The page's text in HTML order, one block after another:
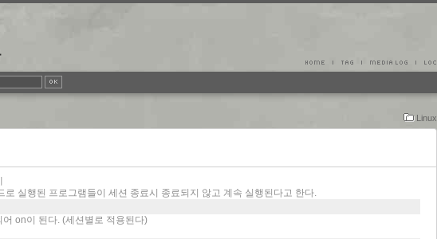
Linux
로 실행된 프로그램들이 세션 종료시 종료되지 않고 계속 실행된다고 한다.
on이 된다. (세션별로 적용된다)